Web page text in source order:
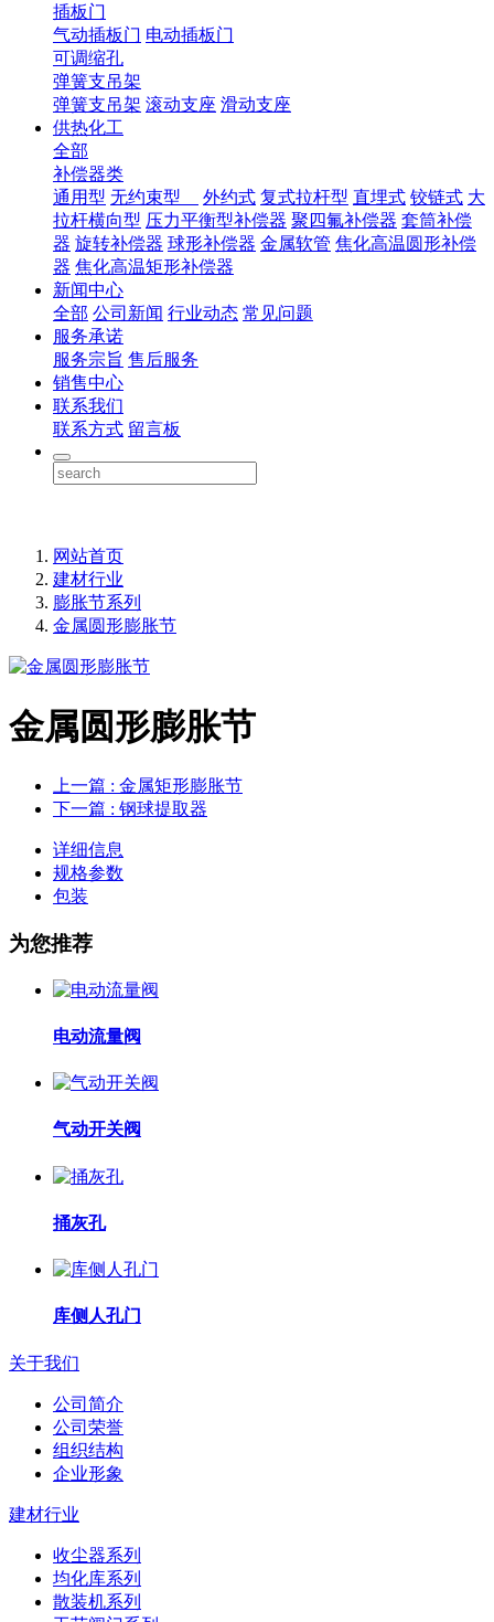
插板门
气动插板门 电动插板门
可调缩孔
弹簧支吊架
弹簧支吊架 滚动支座 滑动支座
供热化工
全部
补偿器类
通用型 无约束型 外约式 复式拉杆型 直埋式 铰链式 大
拉杆横向型 压力平衡型补偿器 聚四氟补偿器 套筒补偿
器 旋转补偿器 球形补偿器 金属软管 焦化高温圆形补偿
器 焦化高温矩形补偿器
新闻中心
全部 公司新闻 行业动态 常见问题
服务承诺
服务宗旨 售后服务
销售中心
联系我们
联系方式 留言板
网站首页
建材行业
膨胀节系列
金属圆形膨胀节
金属圆形膨胀节
上一篇 : 金属矩形膨胀节
下一篇 : 钢球提取器
详细信息
规格参数
包装
为您推荐
电动流量阀
气动开关阀
捅灰孔
库侧人孔门
关于我们
公司简介
公司荣誉
组织结构
企业形象
建材行业
收尘器系列
均化库系列
散装机系列